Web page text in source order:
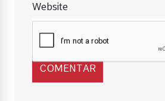
Website